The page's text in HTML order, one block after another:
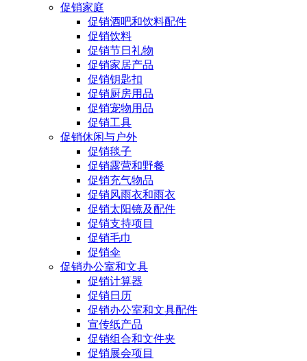
促销家庭
促销酒吧和饮料配件
促销饮料
促销节日礼物
促销家居产品
促销钥匙扣
促销厨房用品
促销宠物用品
促销工具
促销休闲与户外
促销毯子
促销露营和野餐
促销充气物品
促销风雨衣和雨衣
促销太阳镜及配件
促销支持项目
促销毛巾
促销伞
促销办公室和文具
促销计算器
促销日历
促销办公室和文具配件
宣传纸产品
促销组合和文件夹
促销展会项目